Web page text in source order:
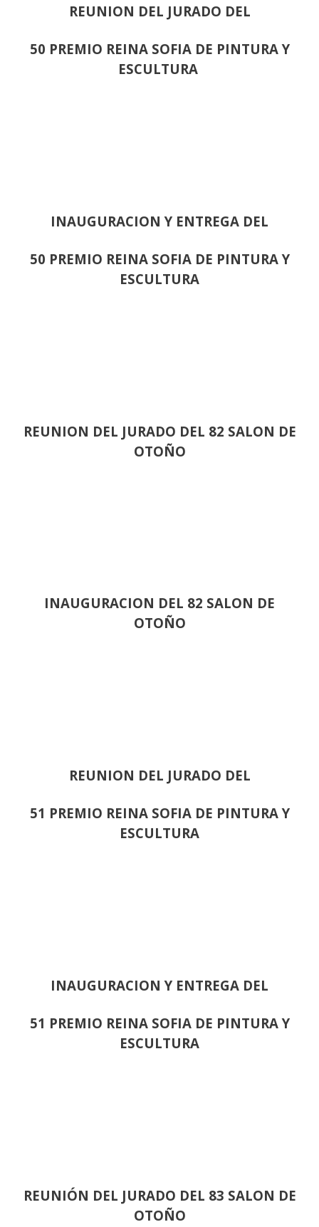
REUNION DEL JURADO DEL
50 PREMIO REINA SOFIA DE PINTURA Y
ESCULTURA
INAUGURACION Y ENTREGA DEL
50 PREMIO REINA SOFIA DE PINTURA Y
ESCULTURA
REUNION DEL JURADO DEL 82 SALON DE
OTOÑO
INAUGURACION DEL 82 SALON DE
OTOÑO
REUNION DEL JURADO DEL
51 PREMIO REINA SOFIA DE PINTURA Y
ESCULTURA
INAUGURACION Y ENTREGA DEL
51 PREMIO REINA SOFIA DE PINTURA Y
ESCULTURA
REUNIÓN DEL JURADO DEL 83 SALON DE
OTOÑO